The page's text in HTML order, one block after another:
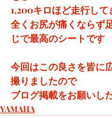
1,200キロほど走行して
全くお尻が痛くならず
じで最高のシートです
今回はこの良さを皆に
撮りましたので
ブログ掲載をお願いし
YAMAHA